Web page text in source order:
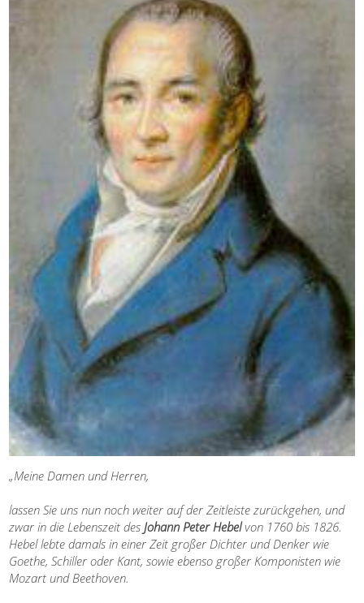
„Meine Damen und Herren,
lassen Sie uns nun noch weiter auf der Zeitleiste zurückgehen, und
zwar in die Lebenszeit desJohann Peter Hebelvon 1760 bis 1826.
Hebel lebte damals in einer Zeit großer Dichter und Denker wie
Goethe, Schiller oder Kant, sowie ebenso großer Komponisten wie
Mozart und Beethoven.